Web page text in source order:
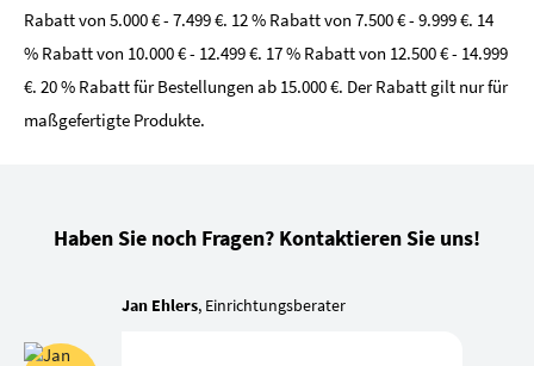
Rabatt von 5.000 € - 7.499 €. 12 % Rabatt von 7.500 € - 9.999 €. 14
% Rabatt von 10.000 € - 12.499 €. 17 % Rabatt von 12.500 € - 14.999
€. 20 % Rabatt für Bestellungen ab 15.000 €. Der Rabatt gilt nur für
maßgefertigte Produkte.
Haben Sie noch Fragen? Kontaktieren Sie uns!
Jan Ehlers, Einrichtungsberater